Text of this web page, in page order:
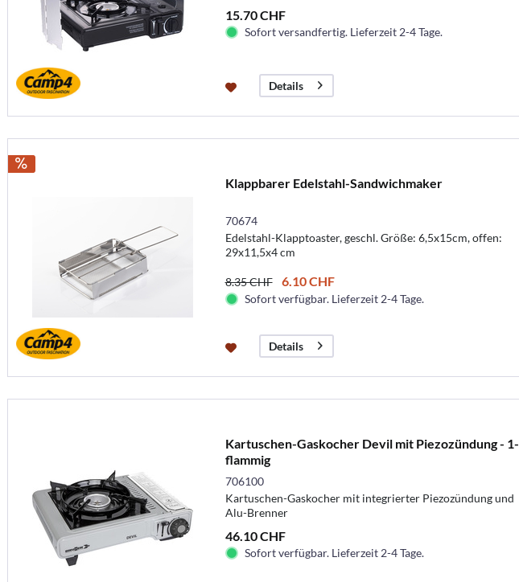
15.70 CHF
Sofort versandfertig. Lieferzeit 2-4 Tage.
Details
Klappbarer Edelstahl-Sandwichmaker
70674
Edelstahl-Klapptoaster, geschl. Größe: 6,5x15cm, offen:
29x11,5x4 cm
8.35 CHF 6.10 CHF
Sofort verfügbar. Lieferzeit 2-4 Tage.
Details
Kartuschen-Gaskocher Devil mit Piezozündung - 1-
flammig
706100
Kartuschen-Gaskocher mit integrierter Piezozündung und
Alu-Brenner
46.10 CHF
Sofort verfügbar. Lieferzeit 2-4 Tage.